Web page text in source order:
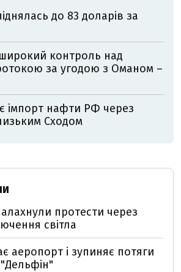
до 83 доларів за
контроль над
за угодою з Оманом –
імпорт нафти РФ через
Сходом
протести через
світла
аеропорт і зупиняє потяги